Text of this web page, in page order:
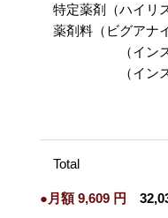
特定薬剤（ハイリ
薬剤料（ビグアナ
（インスリ
（インスリ
Total
●月額 9,609 円